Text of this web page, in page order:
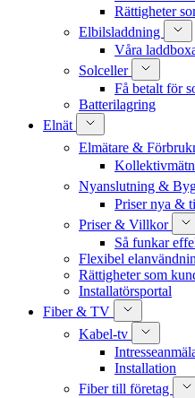
Rättigheter
Elbilsladdning
Våra
Solceller
Få betalt för
Batterilagring
Elnät
Elmätare &
Nyanslutning &
Priser nya &
Priser & Villkor
Så funkar
Flexibel
Rättigheter som
Installatörsportal
Fiber & TV
Kabel-tv
Installation
Fiber till företag